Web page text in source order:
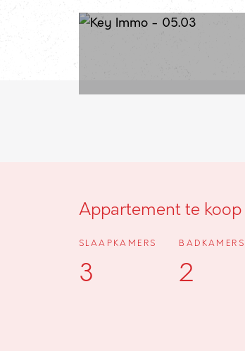
Appartement te
SLAAPKAMERS
3
BADKAMERS
2